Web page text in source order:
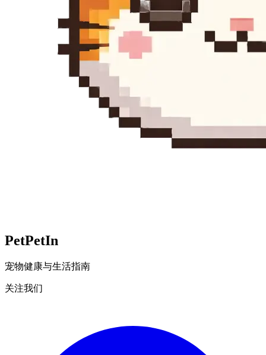
PetPetIn
宠物健康与生活指南
关注我们